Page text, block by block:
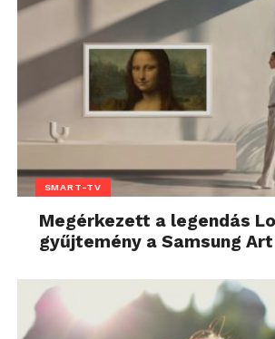
SMART-TV
Megérkezett a legendás
gyűjtemény a Samsung